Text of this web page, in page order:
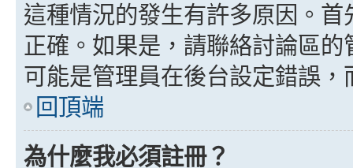
這種情況的發生有許多原因。
正確。如果是，請聯絡討論區
可能是管理員在後台設定錯誤
回頂端
為什麼我必須註冊？